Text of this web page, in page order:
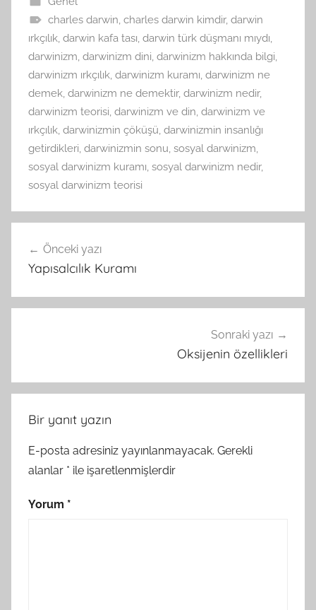
charles darwin, charles darwin kimdir, darwin
ırkçılık, darwin kafa tası, darwin türk düşmanı mıydı,
darwinizm, darwinizm dini, darwinizm hakkında bilgi,
darwinizm ırkçılık, darwinizm kuramı, darwinizm ne
demek, darwinizm ne demektir, darwinizm nedir,
darwinizm teorisi, darwinizm ve din, darwinizm ve
ırkçılık, darwinizmin çöküşü, darwinizmin insanlığı
getirdikleri, darwinizmin sonu, sosyal darwinizm,
sosyal darwinizm kuramı, sosyal darwinizm nedir,
sosyal darwinizm teorisi
gezinmesi
Önceki yazı
Yapısalcılık Kuramı
Sonraki yazı
Oksijenin özellikleri
Bir yanıt yazın
E-posta adresiniz yayınlanmayacak. Gerekli
alanlar * ile işaretlenmişlerdir
Yorum *